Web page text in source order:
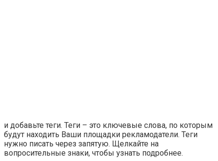
и добавьте теги. Теги – это ключевые слова, по которым
будут находить Ваши площадки рекламодатели. Теги
нужно писать через запятую. Щелкайте на
вопросительные знаки, чтобы узнать подробнее.